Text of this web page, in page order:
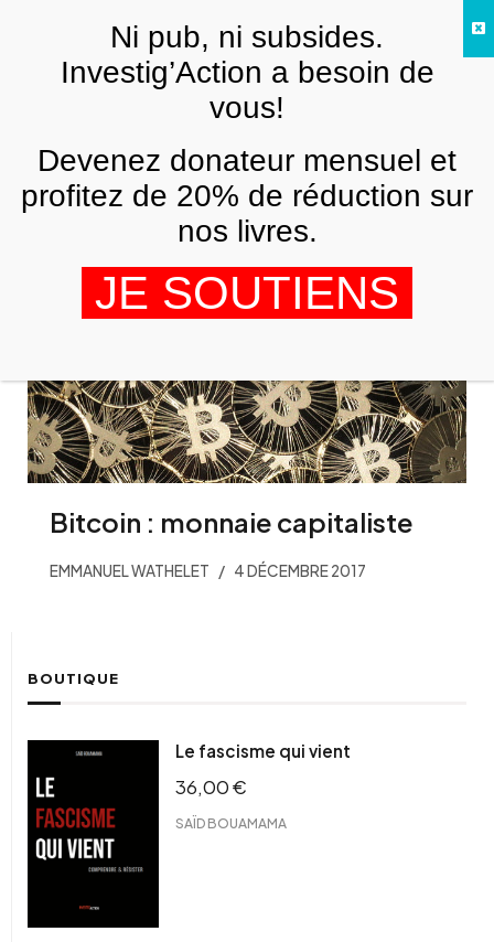
Bitcoin : monnaie capitaliste
EMMANUEL WATHELET 4 DÉCEMBRE 2017
BOUTIQUE
Le fascisme qui vient
36,00€
SAÏD BOUAMAMA
FRNi pub, ni subsides.
Investig’Action a besoin de
vous!
Devenez donateur mensuel et
profitez de 20% de réduction sur
nos livres.
JE SOUTIENS